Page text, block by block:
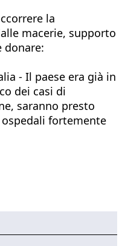
la
macerie, supporto
donare:
- Il paese era già in
dei casi di
saranno presto
fortemente